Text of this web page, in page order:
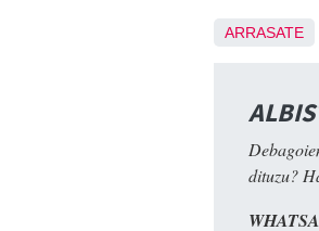
ARRASATE
dituzu?